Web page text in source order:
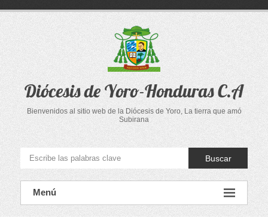
Diócesis de Yoro-Honduras C.A
Bienvenidos al sitio web de la Diócesis de Yoro, La tierra que amó
Subirana
Buscar
Menú